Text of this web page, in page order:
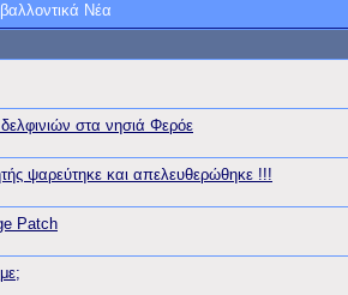
Νέα
στα νησιά Φερόε
ψαρεύτηκε και απελευθερώθηκε !!!
Patch